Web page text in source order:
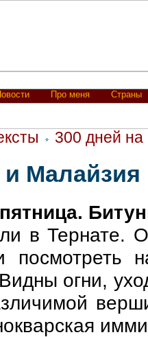
Про меня Страны
300 дней на
Малайзия
в Тернате.
посмотреть
огни,